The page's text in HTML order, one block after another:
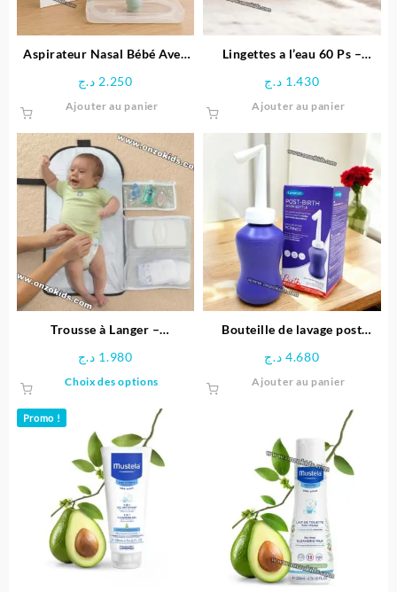
Aspirateur Nasal Bébé Avec
de Rangement – Suavinex
2.250 د.ج
Ajouter au panier
Lingettes a l’eau 60 Ps –
1.430 د.ج
Ajouter au panier
Trousse à Langer –
1.980 د.ج
Choix des options
Bouteille de lavage post
4.680 د.ج
Ajouter au panier
Promo !